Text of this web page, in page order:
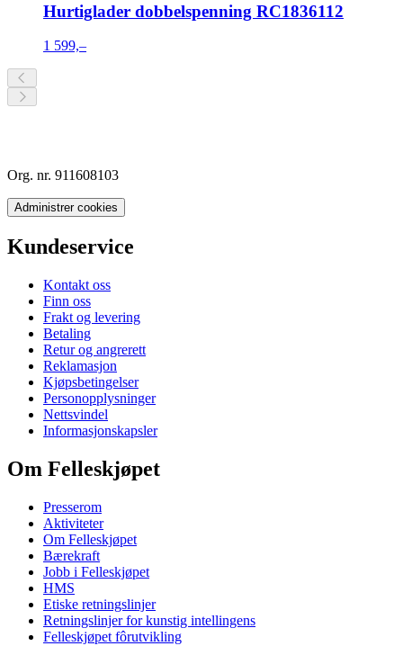
Hurtiglader dobbelspenning RC1836112
1 599,–
Org. nr. 911608103
Administrer cookies
Kundeservice
Kontakt oss
Finn oss
Frakt og levering
Betaling
Retur og angrerett
Reklamasjon
Kjøpsbetingelser
Personopplysninger
Nettsvindel
Informasjonskapsler
Om Felleskjøpet
Presserom
Aktiviteter
Om Felleskjøpet
Bærekraft
Jobb i Felleskjøpet
HMS
Etiske retningslinjer
Retningslinjer for kunstig intellingens
Felleskjøpet fôrutvikling